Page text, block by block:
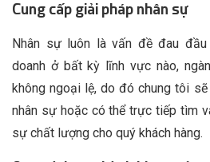
Cung cấp giải pháp nhân sự
Nhân sự luôn là vấn đề đau
doanh ở bất kỳ lĩnh vực nào,
không ngoại lệ, do đó chung tôi
nhân sự hoặc có thể trực tiếp tìm
sự chất lượng cho quý khách hàng.